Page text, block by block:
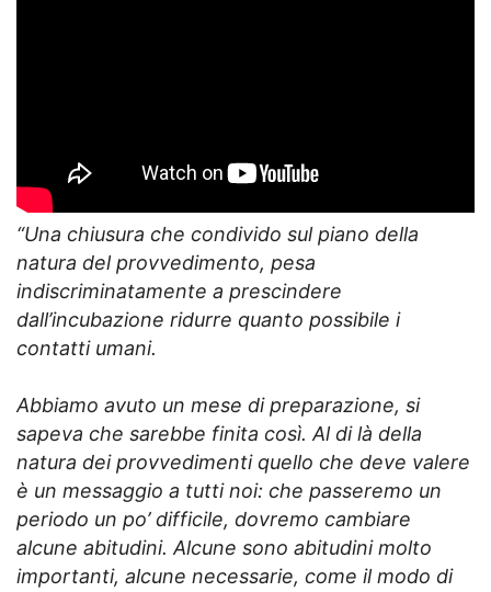
“Una chiusura che condivido sul piano della
natura del provvedimento, pesa
indiscriminatamente a prescindere
dall’incubazione ridurre quanto possibile i
contatti umani.
Abbiamo avuto un mese di preparazione, si
sapeva che sarebbe finita così. Al di là della
natura dei provvedimenti quello che deve valere
è un messaggio a tutti noi: che passeremo un
periodo un po’ difficile, dovremo cambiare
alcune abitudini. Alcune sono abitudini molto
importanti, alcune necessarie, come il modo di